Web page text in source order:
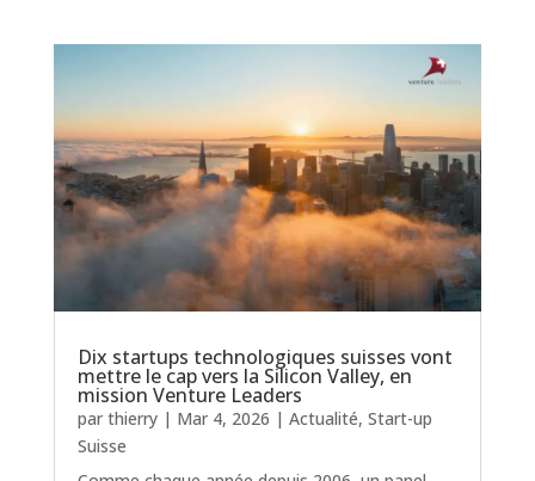
Dix startups technologiques suisses vont
mettre le cap vers la Silicon Valley, en
mission Venture Leaders
par thierry| Mar 4, 2026 | Actualité, Start-up
Suisse